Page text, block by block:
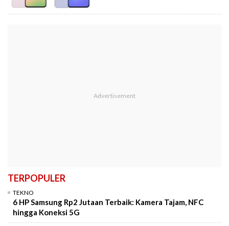
TERPOPULER
TEKNO
6 HP Samsung Rp2 Jutaan Terbaik: Kamera Tajam, NFC
hingga Koneksi 5G